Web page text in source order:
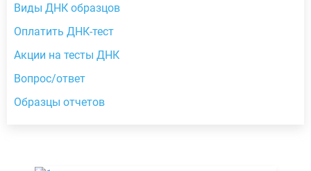
Виды ДНК образцов
Оплатить ДНК-тест
Акции на тесты ДНК
Вопрос/ответ
Образцы отчетов